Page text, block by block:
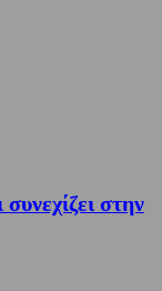
στην